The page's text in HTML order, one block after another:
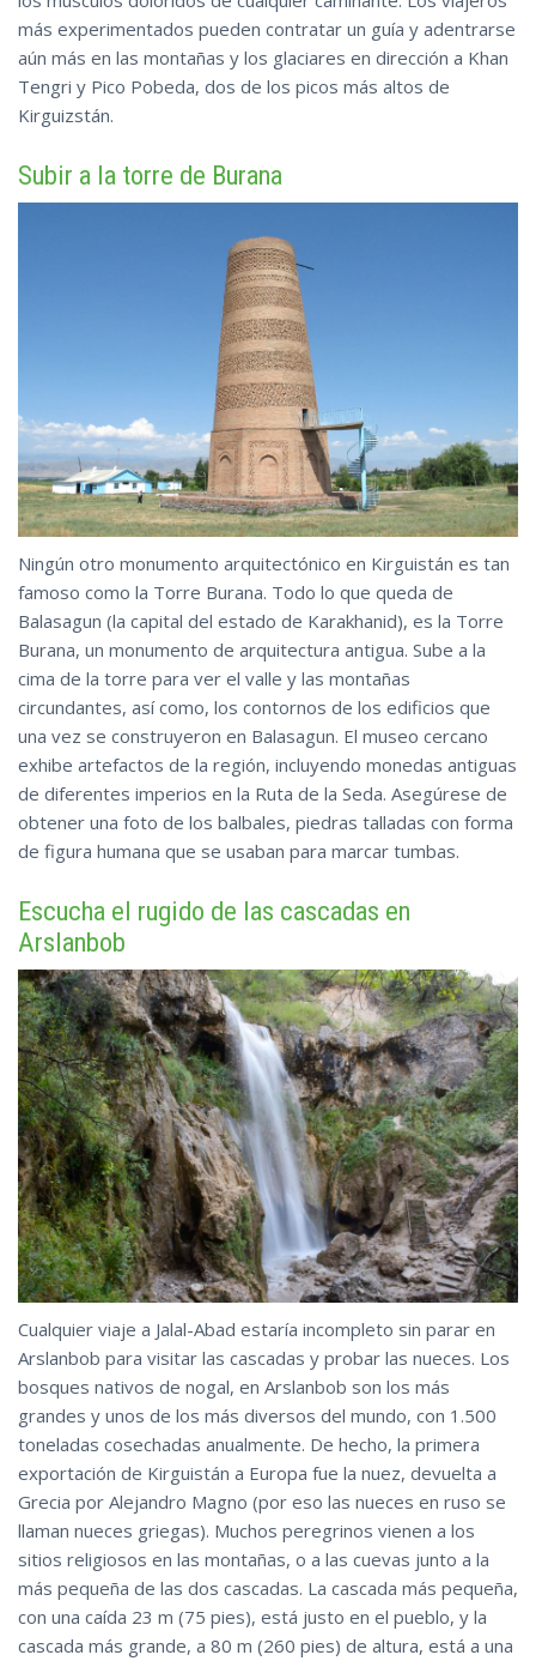
más experimentados pueden contratar un guía y adentrarse
aún más en las montañas y los glaciares en dirección a Khan
Tengri y Pico Pobeda, dos de los picos más altos de
Kirguizstán.
Subir a la torre de Burana
Ningún otro monumento arquitectónico en Kirguistán es tan
famoso como la Torre Burana. Todo lo que queda de
Balasagun (la capital del estado de Karakhanid), es la Torre
Burana, un monumento de arquitectura antigua. Sube a la
cima de la torre para ver el valle y las montañas
circundantes, así como, los contornos de los edificios que
una vez se construyeron en Balasagun. El museo cercano
exhibe artefactos de la región, incluyendo monedas antiguas
de diferentes imperios en la Ruta de la Seda. Asegúrese de
obtener una foto de los balbales, piedras talladas con forma
de figura humana que se usaban para marcar tumbas.
Escucha el rugido de las cascadas en
Arslanbob
Cualquier viaje a Jalal-Abad estaría incompleto sin parar en
Arslanbob para visitar las cascadas y probar las nueces. Los
bosques nativos de nogal, en Arslanbob son los más
grandes y unos de los más diversos del mundo, con 1.500
toneladas cosechadas anualmente. De hecho, la primera
exportación de Kirguistán a Europa fue la nuez, devuelta a
Grecia por Alejandro Magno (por eso las nueces en ruso se
llaman nueces griegas). Muchos peregrinos vienen a los
sitios religiosos en las montañas, o a las cuevas junto a la
más pequeña de las dos cascadas. La cascada más pequeña,
con una caída 23 m (75 pies), está justo en el pueblo, y la
cascada más grande, a 80 m (260 pies) de altura, está a una